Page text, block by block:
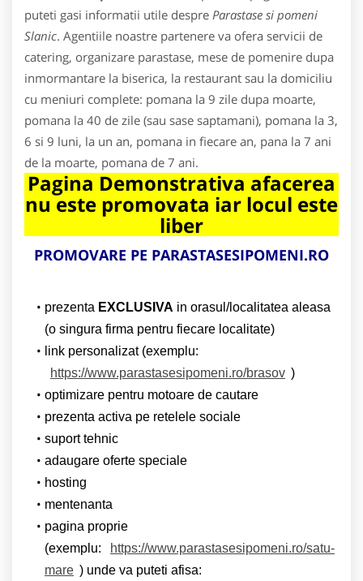
puteti gasi informatii utile despre Parastase si pomeni
Slanic. Agentiile noastre partenere va ofera servicii de
catering, organizare parastase, mese de pomenire dupa
inmormantare la biserica, la restaurant sau la domiciliu
cu meniuri complete: pomana la 9 zile dupa moarte,
pomana la 40 de zile (sau sase saptamani), pomana la 3,
6 si 9 luni, la un an, pomana in fiecare an, pana la 7 ani
de la moarte, pomana de 7 ani.
Pagina Demonstrativa afacerea
nu este promovata iar locul este
liber
PROMOVARE PE PARASTASESIPOMENI.RO
prezenta EXCLUSIVA in orasul/localitatea aleasa
(o singura firma pentru fiecare localitate)
link personalizat (exemplu:
https://www.parastasesipomeni.ro/brasov )
optimizare pentru motoare de cautare
prezenta activa pe retelele sociale
suport tehnic
adaugare oferte speciale
hosting
mentenanta
pagina proprie
(exemplu:
https://www.parastasesipomeni.ro/satu-
mare ) unde va puteti afisa: